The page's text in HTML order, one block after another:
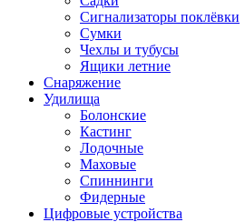
Сигнализаторы поклёвки
Сумки
Чехлы и тубусы
Ящики летние
Снаряжение
Удилища
Болонские
Кастинг
Лодочные
Маховые
Спиннинги
Фидерные
Цифровые устройства